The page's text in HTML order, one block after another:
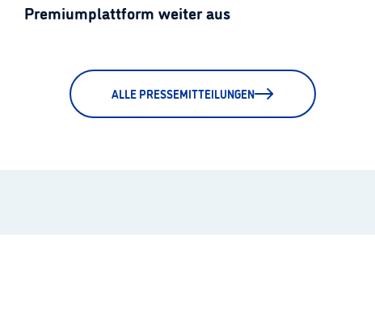
Premiumplattform weiter aus
ALLE PRESSEMITTEILUNGEN